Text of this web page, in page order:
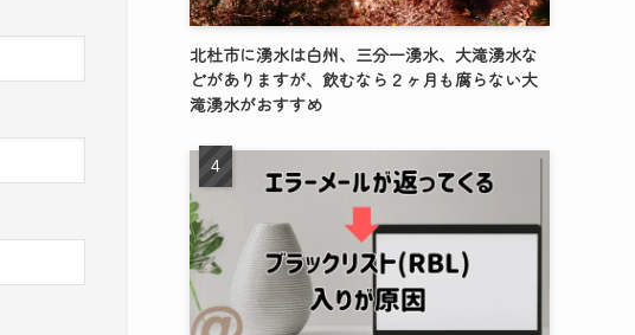
北杜市に湧水は白州、三分一湧水、大滝湧水な
どがありますが、飲むなら２ヶ月も腐らない大
滝湧水がおすすめ